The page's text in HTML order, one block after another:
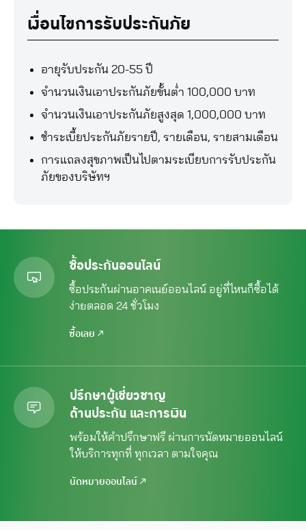
เงื่อนไขการรับประกันภัย
อายุรับประกัน 20-55 ปี
จำนวนเงินเอาประกันภัยขั้นต่ำ 100,000 บาท
จำนวนเงินเอาประกันภัยสูงสุด 1,000,000 บาท
ชำระเบี้ยประกันภัยรายปี, รายเดือน, รายสามเดือน
การแถลงสุขภาพเป็นไปตามระเบียบการรับประกัน
ภัยของบริษัทฯ
ซื้อประกันออนไลน์
ซื้อประกันผ่านอาคเนย์ออนไลน์ อยู่ที่ไหนก็ซื้อได้
ง่ายตลอด 24 ชั่วโมง
ซื้อเลย
ปรึกษาผู้เชี่ยวชาญ
ด้านประกัน และการเงิน
พร้อมให้คำปรึกษาฟรี ผ่านการนัดหมายออนไลน์
ให้บริการทุกที่ ทุกเวลา ตามใจคุณ
นัดหมายออนไลน์